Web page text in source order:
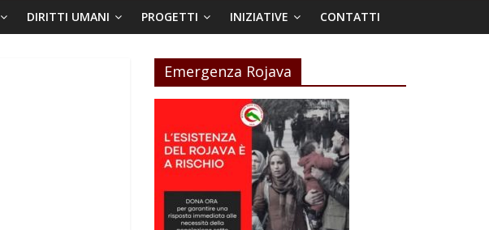
DIRITTI UMANI PROGETTI INIZIATIVE CONTATTI
Emergenza Rojava